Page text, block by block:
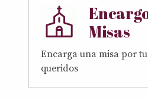
Misas
Encarga una misa por
queridos